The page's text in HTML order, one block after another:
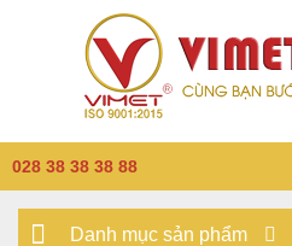
028 38 38 38 88
Danh mục sản phẩm